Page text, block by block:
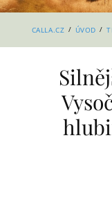
CALLA.CZ / ÚVOD /